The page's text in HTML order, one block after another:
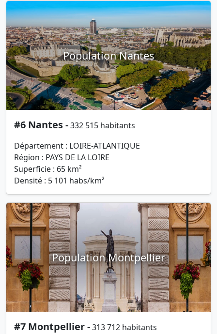
Population Nantes
#6 Nantes -332 515 habitants
Département : LOIRE-ATLANTIQUE
Région : PAYS DE LA LOIRE
Superficie : 65 km²
Densité : 5 101 habs/km²
Population Montpellier
#7 Montpellier -313 712 habitants